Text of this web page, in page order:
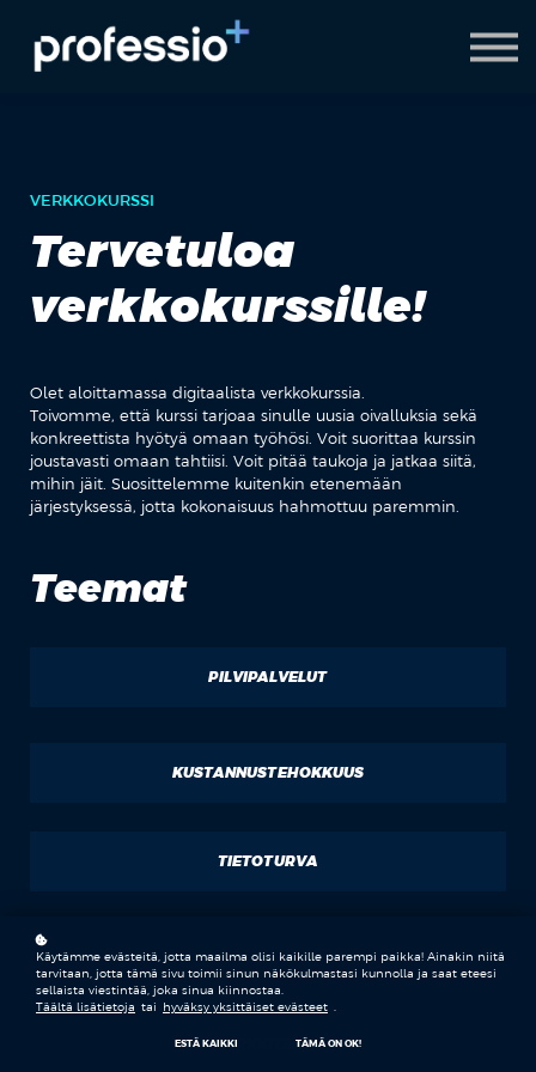
AI Coach
Pyydä demo
VERKKOKURSSI
Tervetuloa
verkkokurssille!
Olet aloittamassa digitaalista verkkokurssia.
Toivomme, että kurssi tarjoaa sinulle uusia oivalluksia sekä
konkreettista hyötyä omaan työhösi. Voit suorittaa kurssin
joustavasti omaan tahtiisi. Voit pitää taukoja ja jatkaa siitä,
mihin jäit. Suosittelemme kuitenkin etenemään
järjestyksessä, jotta kokonaisuus hahmottuu paremmin.
Teemat
PILVIPALVELUT
KUSTANNUSTEHOKKUUS
TIETOTURVA
SKAALAUTUVUUS
PILVIARKKITEHTUURI
Käytämme evästeitä, jotta maailma olisi kaikille parempi paikka! Ainakin niitä
tarvitaan, jotta tämä sivu toimii sinun näkökulmastasi kunnolla ja saat eteesi
sellaista viestintää, joka sinua kiinnostaa.
Täältä lisätietoja tai hyväksy yksittäiset evästeet
ESTÄ KAIKKI TÄMÄ ON OK!